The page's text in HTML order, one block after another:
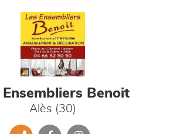
Ensembliers Benoit
Alès (30)